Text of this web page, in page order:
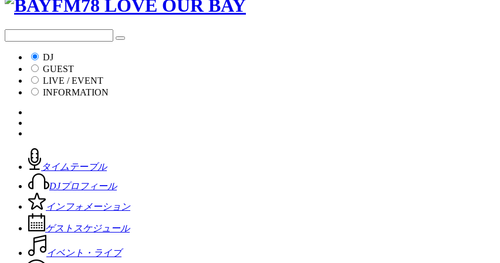
DJ
GUEST
LIVE / EVENT
INFORMATION
タイムテーブル
DJプロフィール
インフォメーション
ゲストスケジュール
イベント・ライブ